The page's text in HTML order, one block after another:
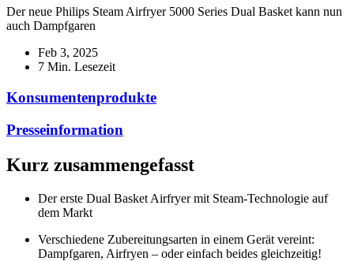
Der neue Philips Steam Airfryer 5000 Series Dual Basket kann nun
auch Dampfgaren
Feb 3, 2025
7 Min. Lesezeit
Konsumentenprodukte
Presseinformation
Kurz zusammengefasst
Der erste Dual Basket Airfryer mit Steam-Technologie auf
dem Markt
Verschiedene Zubereitungsarten in einem Gerät vereint:
Dampfgaren, Airfryen – oder einfach beides gleichzeitig!